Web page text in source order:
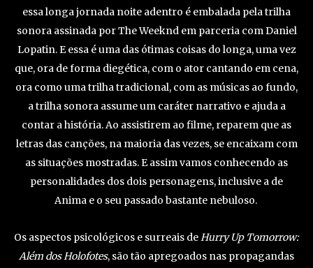
essa longa jornada noite adentro é embalada pela trilha
sonora assinada por The Weeknd em parceria com Daniel
Lopatin. E essa é uma das ótimas coisas do longa, uma vez
que, ora de forma diegética, com o ator cantando em cena,
ora como uma trilha tradicional, com as músicas ao fundo,
a trilha sonora assume um caráter narrativo e ajuda a
contar a história. Ao assistirem ao filme, reparem que as
letras das canções, na maioria das vezes, se encaixam com
as situações mostradas. E assim vamos conhecendo as
personalidades dos dois personagens, inclusive a de
Anima e o seu passado bastante nebuloso.
Os aspectos psicológicos e surreais deHurry Up Tomorrow:
Além dos Holofotes, são tão apregoados nas propagandas